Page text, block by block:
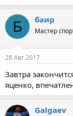
Б баир
Мастер
28 Авг 2017
Завтра
яценко,
Galgaev